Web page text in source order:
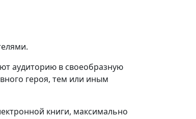
аудиторию в своеобразную
героя, тем или иным
книги, максимально